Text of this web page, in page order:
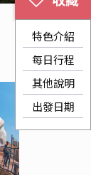
特色介紹
每日行程
其他說明
出發日期